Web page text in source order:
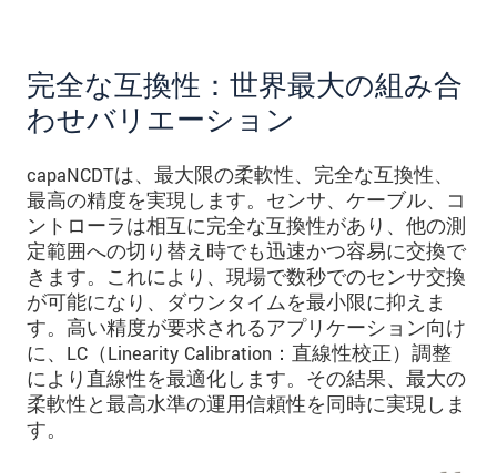
完全な互換性：世界最大の組み合
わせバリエーション
capaNCDTは、最大限の柔軟性、完全な互換性、
最高の精度を実現します。センサ、ケーブル、コ
ントローラは相互に完全な互換性があり、他の測
定範囲への切り替え時でも迅速かつ容易に交換で
きます。これにより、現場で数秒でのセンサ交換
が可能になり、ダウンタイムを最小限に抑えま
す。高い精度が要求されるアプリケーション向け
に、LC（Linearity Calibration：直線性校正）調整
により直線性を最適化します。その結果、最大の
柔軟性と最高水準の運用信頼性を同時に実現しま
す。